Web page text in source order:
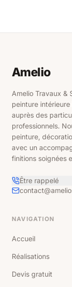
ligne
Amelio
Amelio Travaux &
peinture
auprès des
professionnels.
peinture,
avec un
finitions soignées
Être rappelé
NAVIGATION
Accueil
Réalisations
Devis gratuit